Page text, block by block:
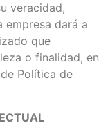
veracidad,
empresa dará a
que
o finalidad, en
Política de